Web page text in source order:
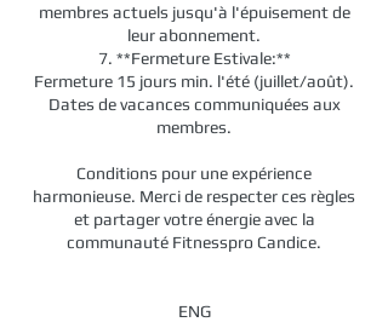
membres actuels jusqu'à l'épuisement de
leur abonnement.
7. **Fermeture Estivale:**
Fermeture 15 jours min. l'été (juillet/août).
Dates de vacances communiquées aux
membres.
Conditions pour une expérience
harmonieuse. Merci de respecter ces règles
et partager votre énergie avec la
communauté Fitnesspro Candice.
ENG